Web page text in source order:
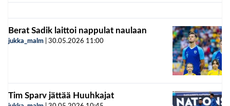
Berat Sadik laittoi nappulat naulaan
jukka_malm 30.05.2026 11:00
Tim Sparv jättää Huuhkajat